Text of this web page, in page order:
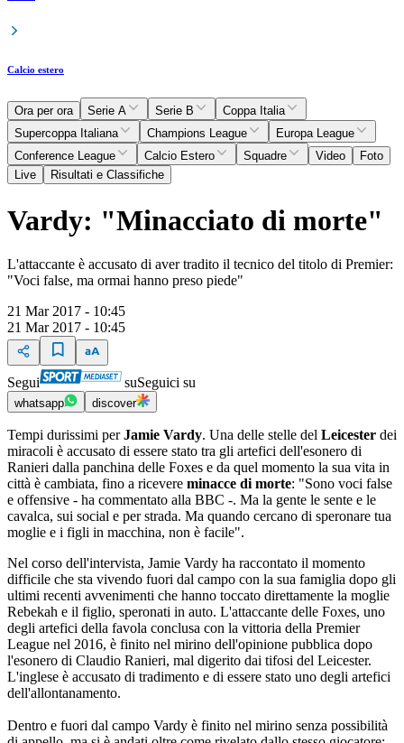
Calcio estero
Ora per ora Serie A Serie B
Coppa Italia
Supercoppa Italiana
Champions League
Europa League
Conference League
Calcio Estero Squadre Video
Foto
Live
Risultati e Classifiche
Vardy: "Minacciato di morte"
L'attaccante è accusato di aver tradito il tecnico del titolo di Premier:
"Voci false, ma ormai hanno preso piede"
21 Mar 2017 - 10:45
21 Mar 2017 - 10:45
Segui suSeguici su
whatsapp discover
Tempi durissimi perJamie Vardy. Una delle stelle del Leicester dei
miracoli è accusato di essere stato tra gli artefici dell'esonero di
Ranieri dalla panchina delle Foxes e da quel momento la sua vita in
città è cambiata, fino a ricevere minacce di morte: "Sono voci false
e offensive - ha commentato alla BBC -. Ma la gente le sente e le
cavalca, sui social e per strada. Ma quando cercano di speronare tua
moglie e i figli in macchina, non è facile".
Nel corso dell'intervista, Jamie Vardy ha raccontato il momento
difficile che sta vivendo fuori dal campo con la sua famiglia dopo gli
ultimi recenti avvenimenti che hanno toccato direttamente la moglie
Rebekah e il figlio, speronati in auto. L'attaccante delle Foxes, uno
degli artefici della favola conclusa con la vittoria della Premier
League nel 2016, è finito nel mirino dell'opinione pubblica dopo
l'esonero di Claudio Ranieri, mal digerito dai tifosi del Leicester.
L'inglese è accusato di tradimento e di essere stato uno degli artefici
dell'allontanamento.
Dentro e fuori dal campo Vardy è finito nel mirino senza possibilità